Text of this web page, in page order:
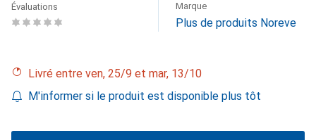
Évaluations Marque
Plus de produits Noreve
Livré entre ven, 25/9 et mar, 13/10
M'informer si le produit est disponible plus tôt